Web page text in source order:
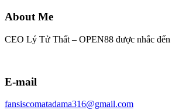
About Me
CEO Lý Tử Thất – OPEN88 được nhắc
E-mail
fansiscomatadama316@gmail.com